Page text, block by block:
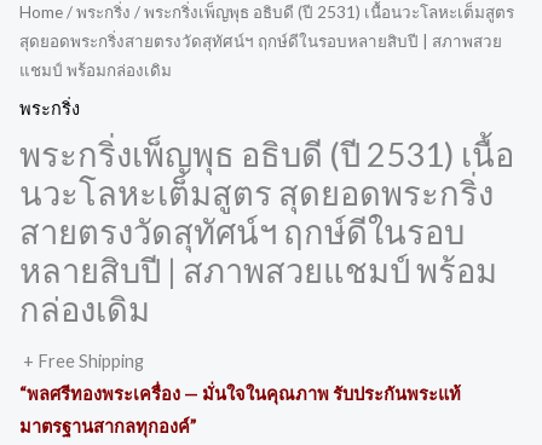
Home/พระกริ่ง / พระกริ่งเพ็ญพุธ อธิบดี (ปี 2531) เนื้อนวะโลหะเต็มสูตร
สุดยอดพระกริ่งสายตรงวัดสุทัศน์ฯ ฤกษ์ดีในรอบหลายสิบปี | สภาพสวย
แชมป์ พร้อมกล่องเดิม
พระกริ่ง
พระกริ่งเพ็ญพุธ อธิบดี (ปี 2531) เนื้อ
นวะโลหะเต็มสูตร สุดยอดพระกริ่ง
สายตรงวัดสุทัศน์ฯ ฤกษ์ดีในรอบ
หลายสิบปี | สภาพสวยแชมป์ พร้อม
กล่องเดิม
+ Free Shipping
“พลศรีทองพระเครื่อง — มั่นใจในคุณภาพ รับประกันพระแท้
มาตรฐานสากลทุกองค์”